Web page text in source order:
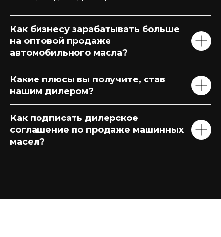
Как бизнесу зарабатывать больше
на оптовой продаже
автомобильного масла?
Какие плюсы вы получите, став
нашим дилером?
Как подписать дилерское
соглашение по продаже машинных
масел?